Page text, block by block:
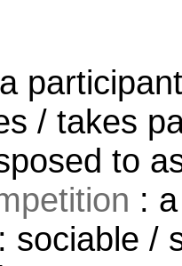
/ takes
to
:
: sociable /